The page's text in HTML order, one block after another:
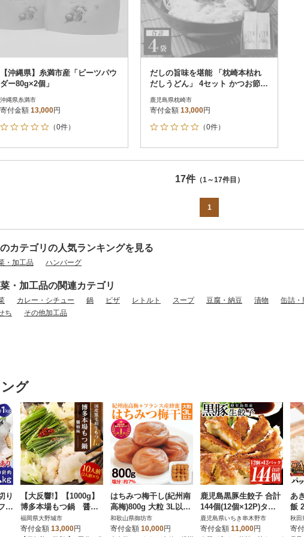
【沖縄県】糸満市産「ビーツパウ
ダー80g×2個」
沖縄県糸満市
寄付金額 13,000円
（0件）
だしの旨味を堪能 「枕崎本枯れ
だしうどん」 4セット かつお節
鹿児島県枕崎市
寄付金額 13,000円
（0件）
17件（1～17件目）
1
カテゴリの人気ランキングを見る
・加工品 ハンバーグ
・加工品の関連カテゴリ
カレー・シチュー 鍋 ピザ レトルト スープ 豆腐・納豆 漬物 缶詰・
ち
その他加工品
グ
り
ィ
【大反響!】【1000g】
博多本場もつ鍋 醤油
味「2人前×5回分」
福岡県大野城市
寄付金額 13,000円
はちみつ梅干し(紀州南
高梅)800g 大粒 3L以上
和歌山県産
和歌山県御坊市
寄付金額 10,000円
鹿児島黒豚生餃子 合計
144個(12個×12P)タレ
付き!国産野菜使用
鹿児島県いちき串木野市
寄付金額 11,000円
あ
飯
地
秋田
寄